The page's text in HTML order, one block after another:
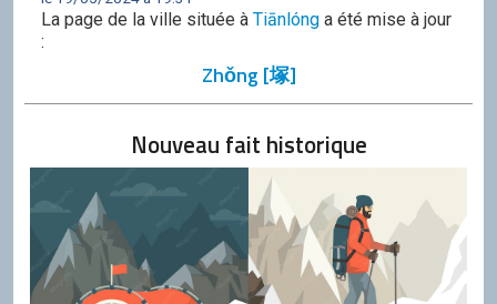
La page de la ville située à Tiānlóng a été mise à jour
:
Zhǒng [塚]
Nouveau fait historique